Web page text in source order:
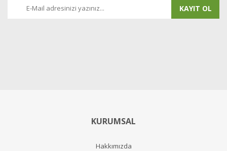
KAYIT OL
KURUMSAL
Hakkımızda